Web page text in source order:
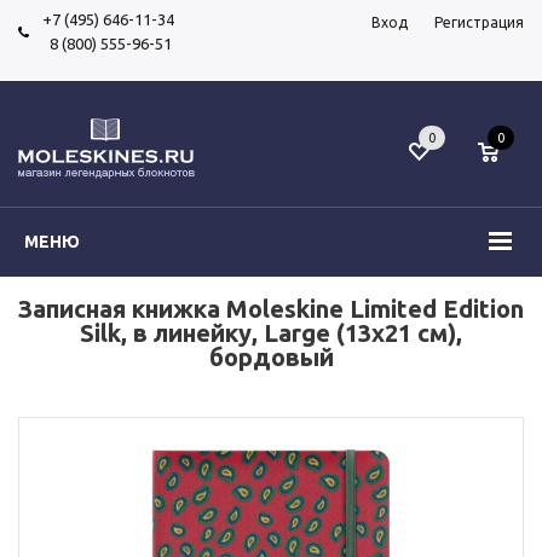
+7 (495) 646-11-34
8 (800) 555-96-51
Вход Регистрация
МЕНЮ
0 0
Записная книжка Moleskine Limited Edition
Silk, в линейку, Large (13х21 см),
бордовый